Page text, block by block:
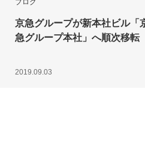
京急グループが新本社ビル「
急グループ本社」へ順次移転
2019.09.03